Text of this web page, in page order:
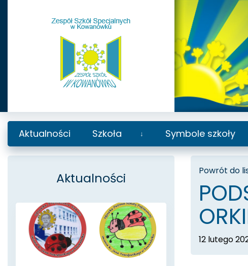
Aktualności Szkoła
Rozwiń
podmenu
Symbole szkoły
Powrót do
12 lutego
Aktualności